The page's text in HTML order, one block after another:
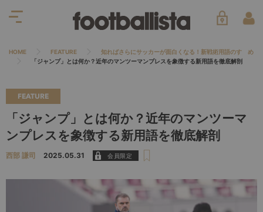
HOME FEATURE
知ればさらにサッカーが面白くなる！新戦術用語のすゝめ
「ジャンプ」とは何か？近年のマンツーマンプレスを象徴する新用語を徹底解剖
FEATURE
「ジャンプ」とは何か？近年のマンツーマ
ンプレスを象徴する新用語を徹底解剖
西部 謙司 2025.05.31